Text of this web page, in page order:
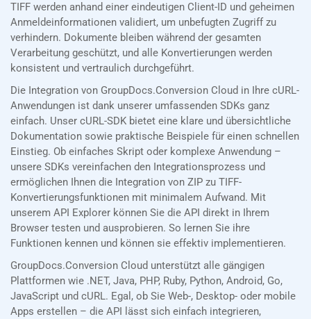
TIFF werden anhand einer eindeutigen Client-ID und geheimen
Anmeldeinformationen validiert, um unbefugten Zugriff zu
verhindern. Dokumente bleiben während der gesamten
Verarbeitung geschützt, und alle Konvertierungen werden
konsistent und vertraulich durchgeführt.
Die Integration von GroupDocs.Conversion Cloud in Ihre cURL-
Anwendungen ist dank unserer umfassenden SDKs ganz
einfach. Unser cURL-SDK bietet eine klare und übersichtliche
Dokumentation sowie praktische Beispiele für einen schnellen
Einstieg. Ob einfaches Skript oder komplexe Anwendung –
unsere SDKs vereinfachen den Integrationsprozess und
ermöglichen Ihnen die Integration von ZIP zu TIFF-
Konvertierungsfunktionen mit minimalem Aufwand. Mit
unserem API Explorer können Sie die API direkt in Ihrem
Browser testen und ausprobieren. So lernen Sie ihre
Funktionen kennen und können sie effektiv implementieren.
GroupDocs.Conversion Cloud unterstützt alle gängigen
Plattformen wie .NET, Java, PHP, Ruby, Python, Android, Go,
JavaScript und cURL. Egal, ob Sie Web-, Desktop- oder mobile
Apps erstellen – die API lässt sich einfach integrieren,